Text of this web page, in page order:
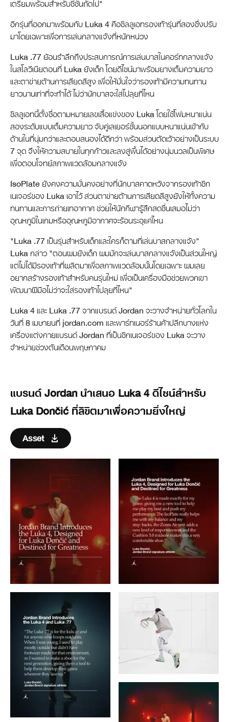
เตรียมพร้อมสำหรับซีซั่นถัดไป"
อีกรุ่นที่ออกมาพร้อมกับ Luka 4 คือซิลลูเอทรองเท้ารุ่นที่สองซึ่งปรับ
มาโดยเฉพาะเพื่อการเล่นกลางแจ้งที่หนักหน่วง
Luka .77 ย้อนรำลึกถึงประสบการณ์การเล่นบาสในคอร์ทกลางแจ้ง
ในสโลวีเนียตอนที่ Luka ยังเด็ก โดยดีไซน์มาพร้อมยางเต็มความยาว
และตาข่ายต้านการเสียดสีสูง เพื่อให้มั่นใจว่ารองเท้ามีความทนทาน
ยาวนานเท่าที่จะทำได้ ไม่ว่านักบาสจะใส่ไปลุยที่ไหน
ซิลลูเอทนี้ตั้งชื่อตามหมายเลขเสื้อแข่งของ Luka โดยใช้โฟมหนาแน่น
สองระดับแบบเต็มความยาว จับคู่เลเยอร์ชั้นนอกแบบหนาแน่นเข้ากับ
ด้านในที่นุ่มกว่าและตอบสนองได้ดีกว่า พร้อมส่วนตัดเว้าอย่างเป็นระบบ
7 จุด จึงให้ความสบายในทุกก้าวและลงสู่พื้นได้อย่างนุ่มนวลเป็นพิเศษ
เพื่อตอบโจทย์สภาพแวดล้อมกลางแจ้ง
IsoPlate ยังคงความมั่นคงอย่างที่นักบาสคาดหวังจากรองเท้าซิก
เนเจอร์ของ Luka เอาไว้ ส่วนตาข่ายต้านการเสียดสีสูงยังให้ทั้งความ
ทนทานและการถ่ายเทอากาศ ช่วยให้นักกีฬารู้สึกสดชื่นเสมอไม่ว่า
อุณหภูมิในเกมหรืออุณหภูมิอากาศจะร้อนระอุแค่ไหน
"Luka .77 เป็นรุ่นสำหรับเด็กและใครก็ตามที่เล่นบาสกลางแจ้ง"
Luka กล่าว "ตอนผมยังเด็ก ผมมักจะเล่นบาสกลางแจ้งเป็นส่วนใหญ่
แต่ไม่ได้มีรองเท้าที่ผลิตมาเพื่อสภาพแวดล้อมนั้นโดยเฉพาะ ผมเลย
อยากสร้างรองเท้าสำหรับคนรุ่นใหม่ เพื่อเป็นเครื่องมือช่วยพวกเขา
พัฒนาฝีมือไม่ว่าจะใส่รองเท้าไปลุยที่ไหน"
Luka 4 และ Luka .77 จากแบรนด์ Jordan จะวางจำหน่ายทั่วโลกใน
วันที่ 8 เมษายนที่ jordan.com และพาร์ทเนอร์ร้านค้าปลีกบางแห่ง
เครื่องแต่งกายแบรนด์ Jordan ที่เป็นซิกเนเจอร์ของ Luka จะวาง
จำหน่ายช่วงต้นเดือนพฤษภาคม
แบรนด์ Jordan นำเสนอ Luka 4 ดีไซน์สำหรับ
Luka Dončić ที่ลิขิตมาเพื่อความยิ่งใหญ่
Asset